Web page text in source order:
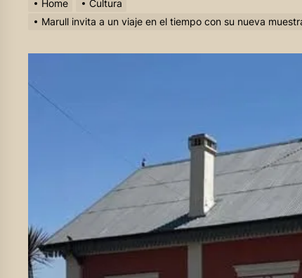
Home
Cultura
Marull invita a un viaje en el tiempo con su nueva